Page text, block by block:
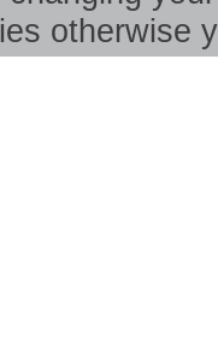
otherwise